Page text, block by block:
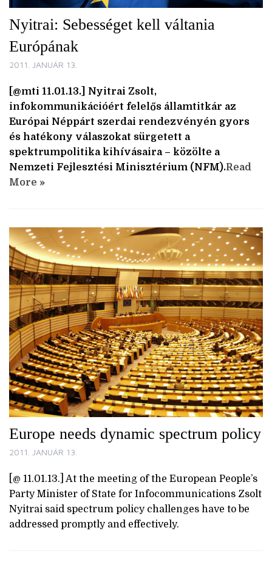
Nyitrai: Sebességet kell váltania
Európának
2011. JANUÁR 13.
[@mti 11.01.13.] Nyitrai Zsolt,
infokommunikációért felelős államtitkár az
Európai Néppárt szerdai rendezvényén gyors
és hatékony válaszokat sürgetett a
spektrumpolitika kihívásaira – közölte a
Nemzeti Fejlesztési Minisztérium (NFM).Read
More »
Europe needs dynamic spectrum policy
2011. JANUÁR 13.
[@ 11.01.13.] At the meeting of the European People’s
Party Minister of State for Infocommunications Zsolt
Nyitrai said spectrum policy challenges have to be
addressed promptly and effectively.